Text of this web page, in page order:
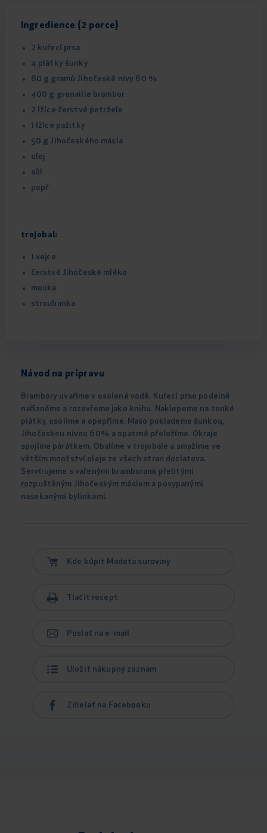
Ingredience (2 porce)
2 kuřecí prsa
4 plátky šunky
60 g gramů Jihočeské nivy 60 %
400 g grenaille brambor
2 lžíce čerstvé petržele
1 lžíce pažitky
50 g Jihočeského másla
olej
sůl
pepř
trojobal:
1 vejce
čerstvé Jihočeské mléko
mouka
strouhanka
Návod na prípravu
Brambory uvaříme v osolené vodě. Kuřecí prso podélně
nařízněme a rozevřeme jako knihu. Naklepeme na tenké
plátky, osolíme a opepříme. Maso poklademe šunkou,
Jihočeskou nivou 60% a opatrně přeložíme. Okraje
spojíme párátkem. Obalíme v trojobale a smažíme ve
větším množství oleje ze všech stran dozlatova.
Servírujeme s vařenými bramborami přelitými
rozpuštěným Jihočeským máslem a posypanými
nasekanými bylinkami.
Kde kúpiť Madeta suroviny
Tlačiť recept
Poslať na e-mail
Uložiť nákupný zoznam
Zdielať na Facebooku